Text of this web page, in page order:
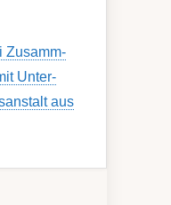
Zusamm­­
Unter­
aus